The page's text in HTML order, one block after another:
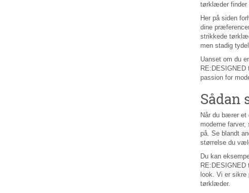
tørklæder finder
Her på siden
dine
strikkede
men stadig
Uanset om du
passion for
Sådan
Når du bærer et
moderne
på. Se blandt
størrelse du
Du kan
look. Vi er
tørklæder.